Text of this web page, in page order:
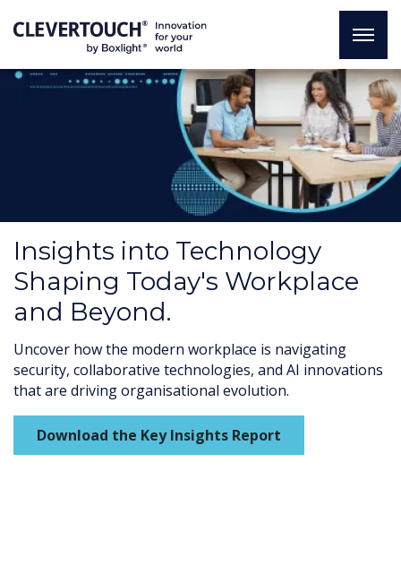
Insights into Technology
Shaping Today's Workplace
and Beyond.
Uncover how the modern workplace is navigating
security, collaborative technologies, and AI innovations
that are driving organisational evolution.
Download the Key Insights Report